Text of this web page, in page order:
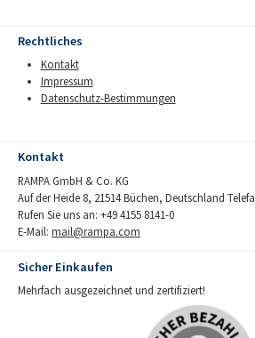
Rechtliches
Kontakt
Impressum
Datenschutz-Bestimmungen
Kontakt
RAMPA GmbH & Co. KG
Auf der Heide 8, 21514 Büchen, Deutschland
Rufen Sie uns an: +49 4155 8141-0
E-Mail: mail@rampa.com
Sicher Einkaufen
Mehrfach ausgezeichnet und zertifiziert!